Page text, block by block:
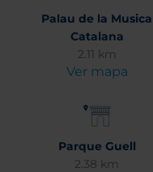
Palau de la Musica
Catalana
2.11 km
Ver mapa
Parque Guell
2.38 km